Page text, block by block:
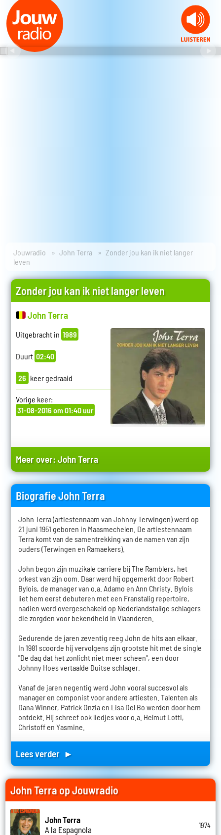
Jouwradio John Terra
Zonder jou kan ik niet langer
leven
Zonder jou kan ik niet langer leven
John Terra
Uitgebracht in 1989
Duurt 02:40
26 keer gedraaid
Vorige keer:
31-08-2016 om 01:40 uur
Meer over:John Terra
Biografie John Terra
John Terra (artiestennaam van Johnny Terwingen) werd op
21 juni 1951 geboren in Maasmechelen. De artiestennaam
Terra komt van de samentrekking van de namen van zijn
ouders (Terwingen en Ramaekers).
John begon zijn muzikale carriere bij The Ramblers, het
orkest van zijn oom. Daar werd hij opgemerkt door Robert
Bylois, de manager van o.a. Adamo en Ann Christy. Bylois
liet hem eerst debuteren met een Franstalig repertoire,
nadien werd overgeschakeld op Nederlandstalige schlagers
die zorgden voor bekendheid in Vlaanderen.
Gedurende de jaren zeventig reeg John de hits aan elkaar.
In 1981 scoorde hij vervolgens zijn grootste hit met de single
"De dag dat het zonlicht niet meer scheen", een door
Johnny Hoes vertaalde Duitse schlager.
Vanaf de jaren negentig werd John vooral succesvol als
manager en componist voor andere artiesten. Talenten als
Dana Winner, Patrick Onzia en Lisa Del Bo werden door hem
ontdekt. Hij schreef ook liedjes voor o.a. Helmut Lotti,
Christoff en Yasmine.
Lees verder ►
John Terra op Jouwradio
John Terra
A la Espagnola
1974